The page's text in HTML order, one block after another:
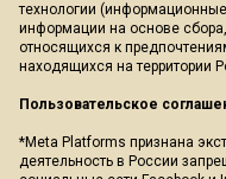
технологии
информации на основе
относящихся к
находящихся на территории
Пользовательское
*Meta Platforms признана
деятельность в России